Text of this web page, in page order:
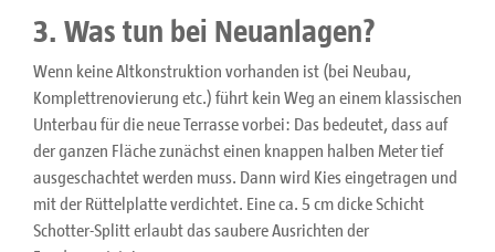
3. Was tun bei Neuanlagen?
Wenn keine Altkonstruktion vorhanden ist (bei Neubau,
Komplettrenovierung etc.) führt kein Weg an einem klassischen
Unterbau für die neue Terrasse vorbei: Das bedeutet, dass auf
der ganzen Fläche zunächst einen knappen halben Meter tief
ausgeschachtet werden muss. Dann wird Kies eingetragen und
mit der Rüttelplatte verdichtet. Eine ca. 5 cm dicke Schicht
Schotter-Splitt erlaubt das saubere Ausrichten der